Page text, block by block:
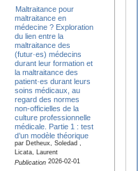
Maltraitance pour
maltraitance en
médecine ? Exploration
du lien entre la
maltraitance des
(futur·es) médecins
durant leur formation et
la maltraitance des
patient·es durant leurs
soins médicaux, au
regard des normes
non-officielles de la
culture professionnelle
médicale. Partie 1 : test
d’un modèle théorique
par Detheux, Soledad ,
Licata, Laurent
Publication2026-02-01